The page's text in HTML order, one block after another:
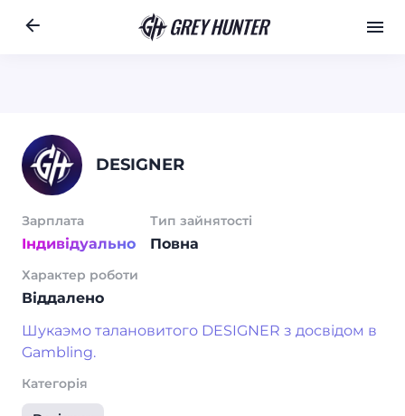
DESIGNER
Зарплата
Індивідуально
Тип зайнятості
Повна
Характер роботи
Віддалено
Шукаэмо талановитого DESIGNER з досвідом в
Gambling.
Категорія